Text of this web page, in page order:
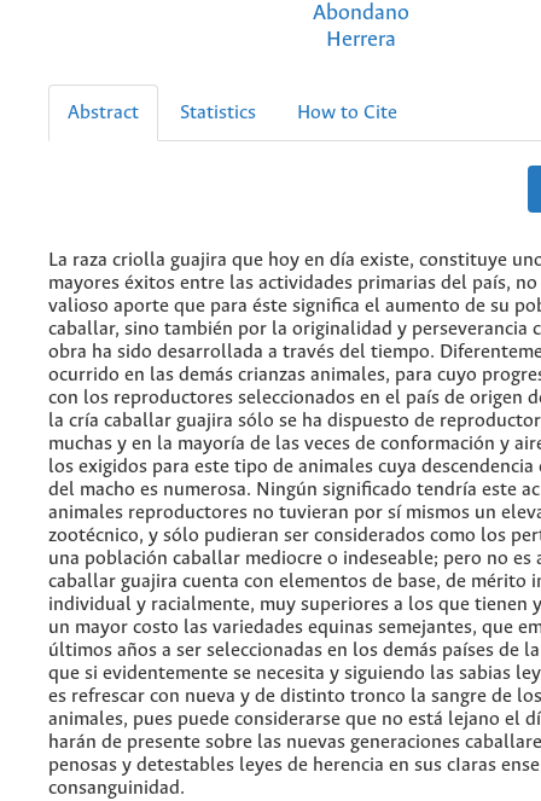
Abondano
Herrera
Abstract Statistics How to Cite
La raza criolla guajira que hoy en día existe, constituye
mayores éxitos entre las actividades primarias del país,
valioso aporte que para éste significa el aumento de su
caballar, sino también por la originalidad y perseverancia
obra ha sido desarrollada a través del tiempo.
ocurrido en las demás crianzas animales, para cuyo
con los reproductores seleccionados en el país de origen
la cría caballar guajira sólo se ha dispuesto de
muchas y en la mayoría de las veces de conformación y
los exigidos para este tipo de animales cuya
del macho es numerosa. Ningún significado tendría este
animales reproductores no tuvieran por sí mismos un
zootécnico, y sólo pudieran ser considerados como los
una población caballar mediocre o indeseable; pero no es
caballar guajira cuenta con elementos de base, de mérito
individual y racialmente, muy superiores a los que tienen
un mayor costo las variedades equinas semejantes, que
últimos años a ser seleccionadas en los demás países de
que si evidentemente se necesita y siguiendo las sabias
es refrescar con nueva y de distinto tronco la sangre de
animales, pues puede considerarse que no está lejano el
harán de presente sobre las nuevas generaciones
penosas y detestables leyes de herencia en sus cIaras
consanguinidad.